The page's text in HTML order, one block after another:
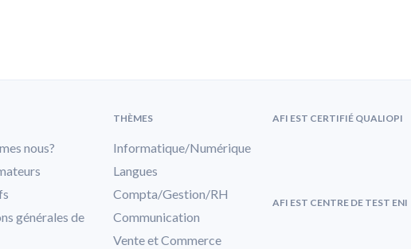
nous?
générales de
THÈMES
Informatique/Numérique
Langues
Compta/Gestion/RH
Communication
Vente et Commerce
AFI EST CERTIFIÉ QUALIOPI
AFI EST CENTRE DE TEST ENI